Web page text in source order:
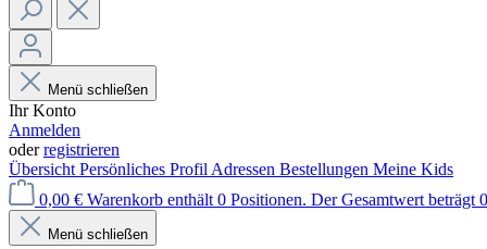
Menü schließen
Ihr Konto
Anmelden
oderregistrieren
Übersicht Persönliches Profil Adressen Bestellungen Meine Kids
0,00 € Warenkorb enthält 0 Positionen. Der Gesamtwert beträgt
Menü schließen